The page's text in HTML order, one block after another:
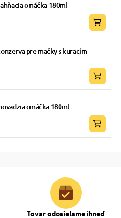
omáčka 180ml
pre mačky s kuracím
omáčka 180ml
Tovar odosielame ihneď